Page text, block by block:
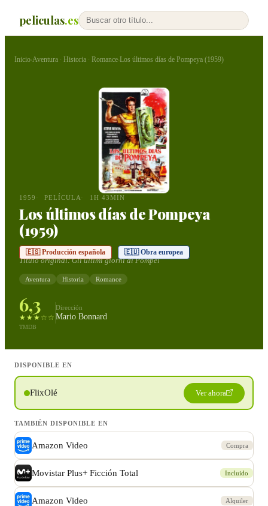
peliculas.es
Inicio›Aventura · Historia · Romance›Los últimos días de Pompeya (1959)
1959 PELÍCULA 1H 43MIN
Los últimos días de Pompeya
(1959)
🇪🇸 Producción española 🇪🇺 Obra europea
Título original:Gli ultimi giorni di Pompei
Aventura Historia Romance
6,3
★★★☆☆
TMDB
Dirección
Mario Bonnard
DISPONIBLE EN
FlixOlé Ver ahora
TAMBIÉN DISPONIBLE EN
Amazon Video Compra
Movistar Plus+ Ficción Total Incluido
Amazon Video Alquiler